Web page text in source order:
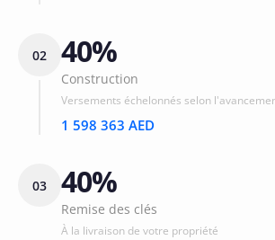
02 40%
Construction
Versements échelonnés selon
1 598 363 AED
03 40%
Remise des clés
À la livraison de votre propriété